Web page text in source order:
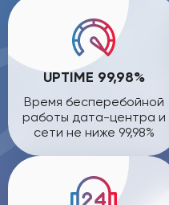
UPTIME 99,98%
Время бесперебойной
работы дата-центра и
сети не ниже 99,98%